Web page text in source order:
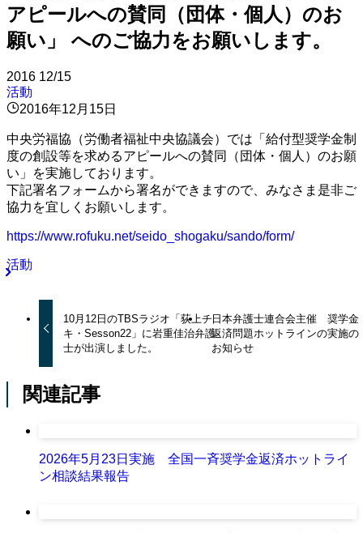
アピールへの賛同（団体・個人）のお
願い」 へのご協力をお願いします。
2016 12/15
活動
2016年12月15日
中央労福協（労働者福祉中央協議会）では「給付型奨学金制
度の創設等を求めるアピールへの賛同（団体・個人）のお願
い」を実施しております。
下記署名フォームから署名ができますので、みなさま是非ご
協力を宜しくお願いします。
https://www.rofuku.net/seido_shogaku/sando/form/
活動
10月12日のTBSラジオ「荻上チ
キ・Sesson22」に岩重佳治弁護
士が出演しました。
日本弁護士連合会主催 奨学金
返済問題ホットラインの実施の
お知らせ
関連記事
2026年5月23日実施 全国一斉奨学金返済ホットライ
ン相談結果報告